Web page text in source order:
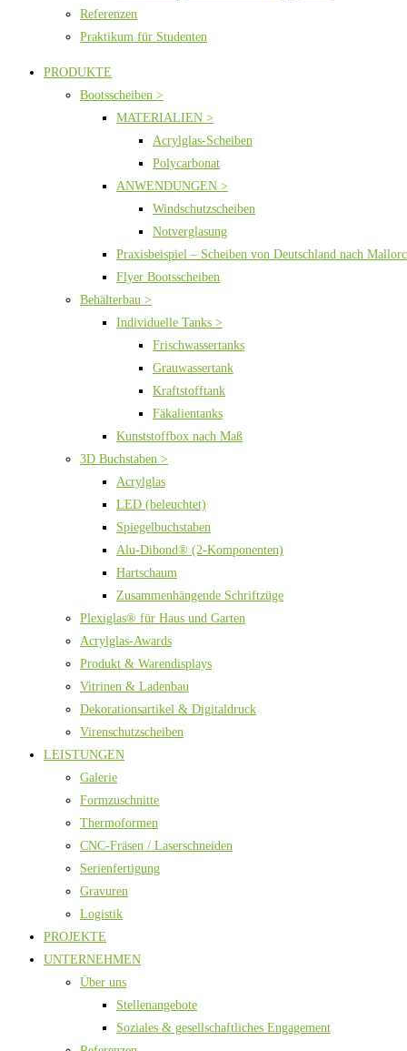
Referenzen
Praktikum für Studenten
PRODUKTE
Bootsscheiben >
MATERIALIEN >
Acrylglas-Scheiben
Polycarbonat
ANWENDUNGEN >
Windschutzscheiben
Notverglasung
Praxisbeispiel – Scheiben von Deutschland nach
Flyer Bootsscheiben
Behälterbau >
Individuelle Tanks >
Frischwassertanks
Grauwassertank
Kraftstofftank
Fäkalientanks
Kunststoffbox nach Maß
3D Buchstaben >
Acrylglas
LED (beleuchtet)
Spiegelbuchstaben
Alu-Dibond® (2-Komponenten)
Hartschaum
Zusammenhängende Schriftzüge
Plexiglas® für Haus und Garten
Acrylglas-Awards
Produkt & Warendisplays
Vitrinen & Ladenbau
Dekorationsartikel & Digitaldruck
Virenschutzscheiben
LEISTUNGEN
Galerie
Formzuschnitte
Thermoformen
CNC-Fräsen / Laserschneiden
Serienfertigung
Gravuren
Logistik
PROJEKTE
UNTERNEHMEN
Über uns
Stellenangebote
Soziales & gesellschaftliches Engagement